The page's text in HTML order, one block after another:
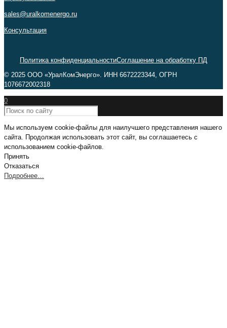
sales@uralkomenergo.ru
Консультация
Политика конфиденциальностиСоглашение на обработку ПД
© 2025 ООО «УралКомЭнерго». ИНН 6672223344, ОГРН
1076672002318
0
Мы используем cookie-файлы для наилучшего представления нашего
сайта. Продолжая использовать этот сайт, вы соглашаетесь с
использованием cookie-файлов.
Принять
Отказаться
Подробнее…